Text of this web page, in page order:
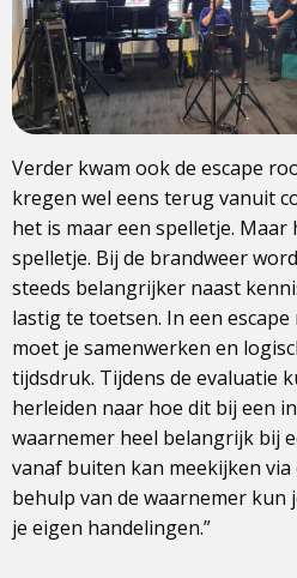
Verder kwam ook de escape
kregen wel eens terug vanuit
het is maar een spelletje. Maar
spelletje. Bij de brandweer
steeds belangrijker naast
lastig te toetsen. In een
moet je samenwerken en
tijdsdruk. Tijdens de evaluatie
herleiden naar hoe dit bij een
waarnemer heel belangrijk bij
vanaf buiten kan meekijken via
behulp van de waarnemer kun
je eigen handelingen.”